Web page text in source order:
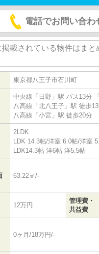
電話でお問い合わ
掲載されている物件はまと
東京都八王子市石川町
中央線 「 日野 」駅 バス13分
八高線 「北八王子 」駅 徒歩
八高線 「小宮 」駅 徒歩20分
2LDK
LDK 14.3帖/洋室 6.0帖/洋室
LDK14.3帖 洋6帖 洋5.5帖
63.22㎡/-
12万円
管理費・
共益費
0ヶ月/18万円/-